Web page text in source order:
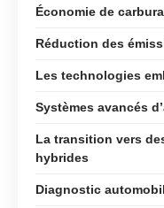
Économie de
Réduction des
Les technologies
Systèmes avancés
La transition vers
hybrides
Diagnostic